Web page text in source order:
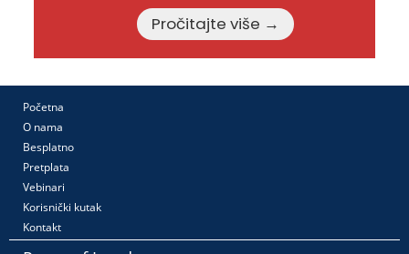
Pročitajte više →
Početna
O nama
Besplatno
Pretplata
Vebinari
Korisnički kutak
Kontakt